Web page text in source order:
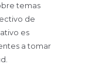
temas
de
es
a tomar